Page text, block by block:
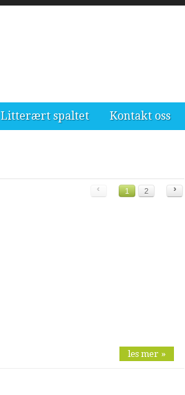
Litterært spaltet Kontakt oss
‹ 1 2 ›
les mer »